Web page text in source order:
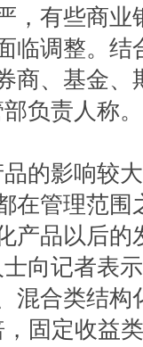
，有些商业
临调整。结
商、基金、
负责人称。
影响较大
在管理范围
产品以后的
向记者表
合类结构
固定收益